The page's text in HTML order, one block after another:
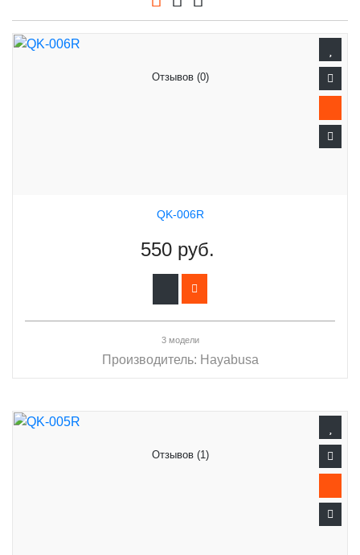
Отзывов (0)
QK-006R
550 руб.
3 модели
Производитель: Hayabusa
Отзывов (1)